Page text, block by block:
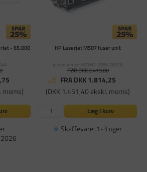
- 65.000
moms)
HP Laserjet M507 fuser unit
Varenummer: HPRM2-2586-000CN
FØR DKK 2.419,00
FRA DKK 1.814,25
(DKK 1.451,40 ekskl. moms)
Læg i kurv
Skaffevare: 1-3 uger